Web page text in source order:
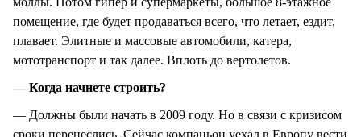
помещение, где будет продаваться всего, что летает, ездит,
плавает. Элитные и массовые автомобили, катера,
мототранспорт и так далее. Вплоть до вертолетов.
— Когда начнете строить?
— Должны были начать в 2009 году. Но в связи с кризисом
сроки перенеслись. Сейчас компаньон уехал в Европу вести